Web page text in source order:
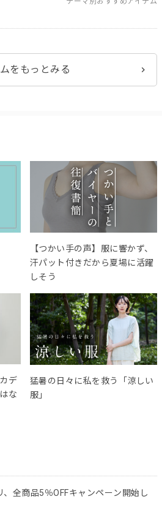
をもっとみる
【つかい手の声】服に響かず、
汗パット付きだから夏場に活躍
しそう
デ
な
猛暑の日々に私を救う「涼しい
服」
全商品5％OFFキャンペーン開始し